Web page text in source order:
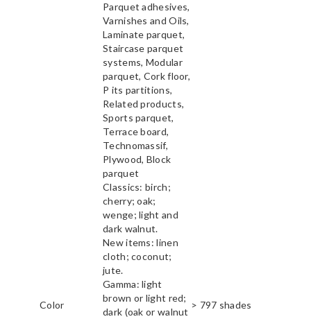
Parquet adhesives,
Varnishes and Oils,
Laminate parquet,
Staircase parquet
systems, Modular
parquet, Cork floor,
P its partitions,
Related products,
Sports parquet,
Terrace board,
Technomassif,
Plywood, Block
parquet
Color
Classics: birch;
cherry; oak;
wenge; light and
dark walnut.
New items: linen
cloth; coconut;
jute.
Gamma: light
brown or light red;
dark (oak or walnut
> 797 shades